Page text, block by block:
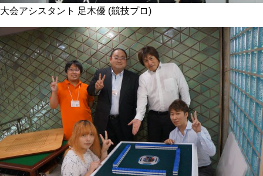
大会アシスタント 足木優 (競技プロ)